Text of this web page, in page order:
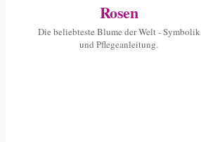
Rosen
Die beliebteste Blume der Welt - Symbolik
und Pflegeanleitung.